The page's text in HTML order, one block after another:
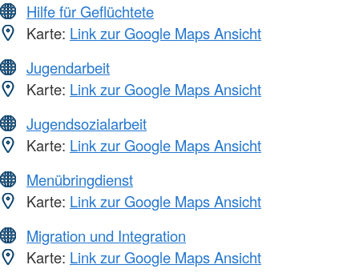
Hilfe für Geflüchtete
Karte: Link zur Google Maps Ansicht
Jugendarbeit
Karte: Link zur Google Maps Ansicht
Jugendsozialarbeit
Karte: Link zur Google Maps Ansicht
Menübringdienst
Karte: Link zur Google Maps Ansicht
Migration und Integration
Karte: Link zur Google Maps Ansicht